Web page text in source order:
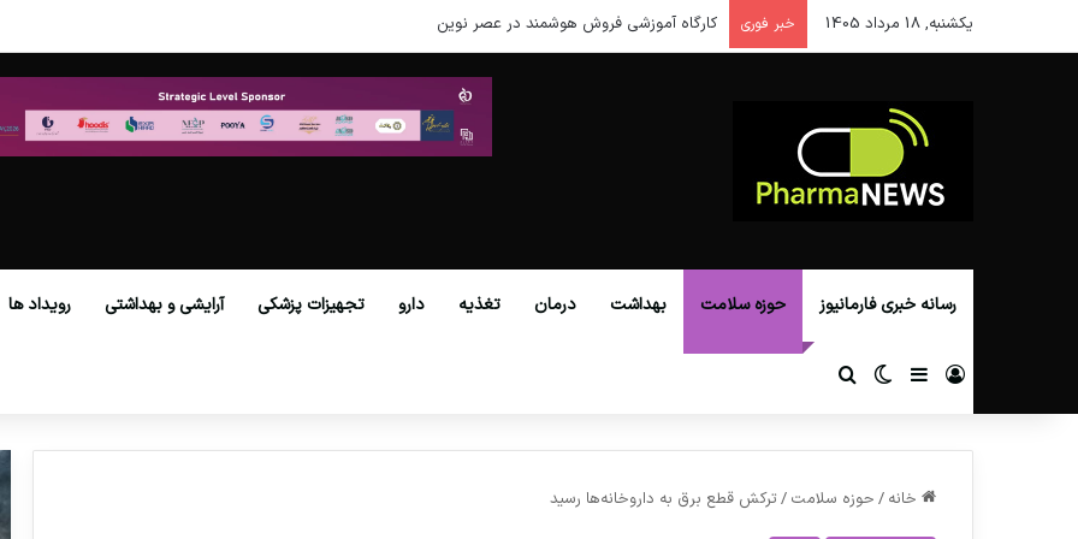
یکشنبه, 18 مرداد 1405 خبر فوری کارگاه آموزشی فروش هوشمند در عصر نوین
رسانه خبری فارمانیوز حوزه سلامت بهداشت درمان تغذیه دارو تجهیزات پزشکی آرایشی و بهداشتی رویداد ها
ورود سایدبارتغییر پوسته
خانه / حوزه سلامت / ترکش قطع برق به داروخانه‌ها رسید